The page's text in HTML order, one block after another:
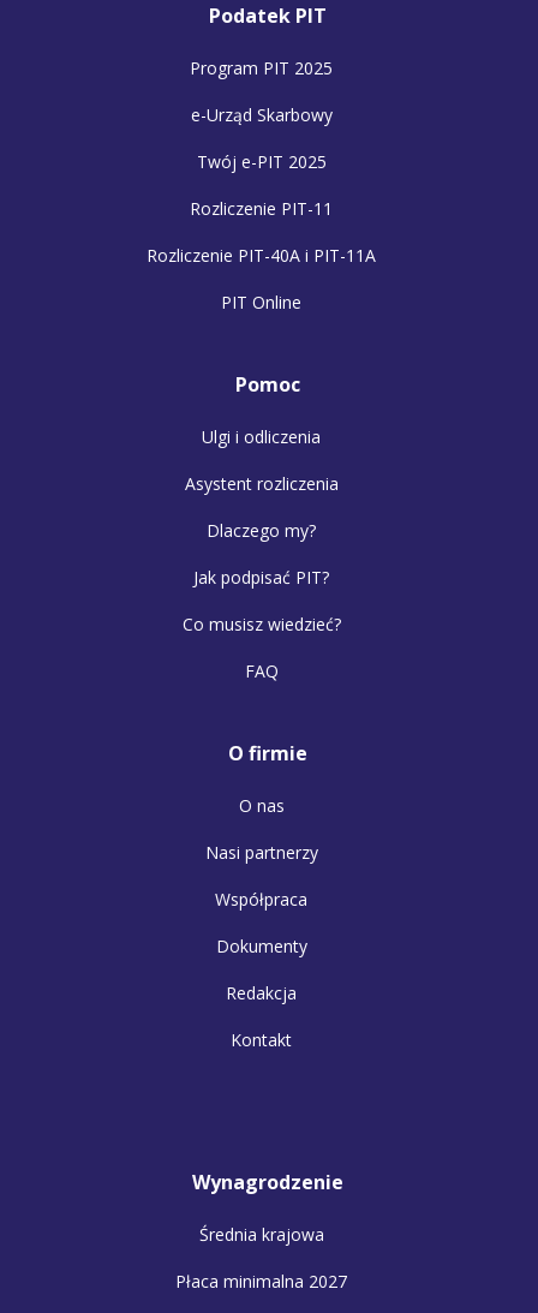
Podatek PIT
Program PIT 2025
e-Urząd Skarbowy
Twój e-PIT 2025
Rozliczenie PIT-11
Rozliczenie PIT-40A i PIT-11A
PIT Online
Pomoc
Ulgi i odliczenia
Asystent rozliczenia
Dlaczego my?
Jak podpisać PIT?
Co musisz wiedzieć?
FAQ
O firmie
O nas
Nasi partnerzy
Współpraca
Dokumenty
Redakcja
Kontakt
Wynagrodzenie
Średnia krajowa
Płaca minimalna 2027